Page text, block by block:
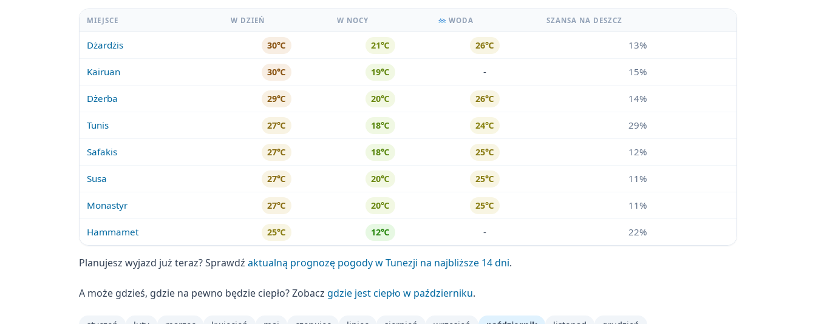
MIEJSCE W DZIEŃ W NOCY WODA SZANSA NA DESZCZ
Dżardżis 30℃ 21℃ 26℃ 13%
Kairuan 30℃ 19℃ - 15%
Dżerba 29℃ 20℃ 26℃ 14%
Tunis 27℃ 18℃ 24℃ 29%
Safakis 27℃ 18℃ 25℃ 12%
Susa 27℃ 20℃ 25℃ 11%
Monastyr 27℃ 20℃ 25℃ 11%
Hammamet 25℃ 12℃ - 22%
Planujesz wyjazd już teraz? Sprawdź aktualną prognozę pogody w Tunezji na najbliższe 14 dni.
A może gdzieś, gdzie na pewno będzie ciepło? Zobacz gdzie jest ciepło w październiku.